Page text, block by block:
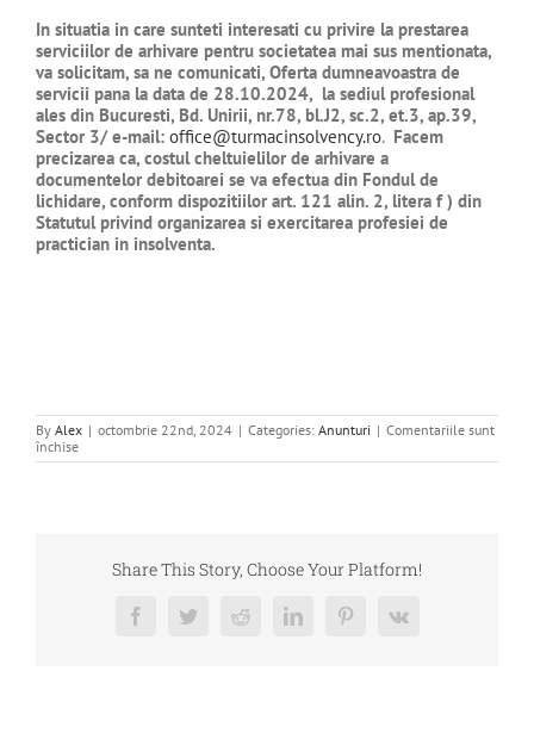
In situatia in care sunteti interesati cu privire la prestarea
serviciilor de arhivare pentru societatea mai sus mentionata,
va solicitam, sa ne comunicati, Oferta dumneavoastra de
servicii pana la data de 28.10.2024, la sediul profesional
ales din Bucuresti, Bd. Unirii, nr.78, bl.J2, sc.2, et.3, ap.39,
Sector 3/ e-mail: office@turmacinsolvency.ro. Facem
precizarea ca, costul cheltuielilor de arhivare a
documentelor debitoarei se va efectua din Fondul de
lichidare, conform dispozitiilor art. 121 alin. 2, litera f ) din
Statutul privind organizarea si exercitarea profesiei de
practician in insolventa.
By Alex | octombrie 22nd, 2024 | Categories: Anunturi | Comentariile sunt
închisepentru
CERERE
Share This Story, Choose Your Platform!
FacebookTwitterRedditLinkedInPinterest
Vk